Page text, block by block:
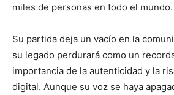
miles de personas en todo el mundo.
Su partida deja un vacío en la
su legado perdurará como un
importancia de la autenticidad y la
digital. Aunque su voz se haya